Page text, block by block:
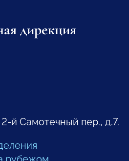
дирекция
2-й Самотечный пер., д.7.